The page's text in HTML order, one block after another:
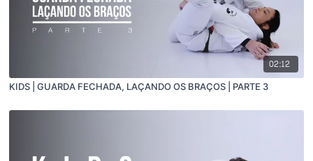
02:12
KIDS | GUARDA FECHADA, LAÇANDO OS BRAÇOS | PARTE 3